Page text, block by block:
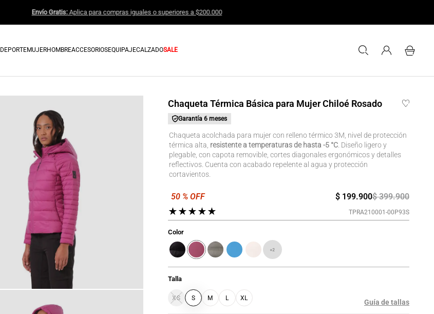
Envío Gratis:Aplica para compras iguales o superiores a $200.000
DEPORTEMUJERHOMBREACCESORIOSEQUIPAJECALZADOSALE
Chaqueta Térmica Básica para Mujer Chiloé Rosado
Garantía 6 meses
Chaqueta acolchada para mujer con relleno térmico 3M, nivel de protección
térmica alta, resistente a temperaturas de hasta -5 °C. Diseño ligero y
plegable, con capota removible, cortes diagonales ergonómicos y detalles
reflectivos. Cuenta con acabado repelente al agua y protección
cortavientos.
$ 399.900
$ 199.900
★★★★★ TPRA210001-00P93S
Talla
XS S M L XL
Color
+2
Guía de tallas